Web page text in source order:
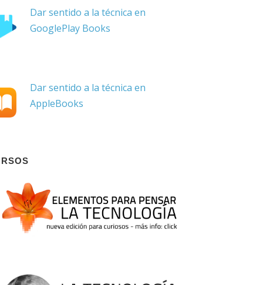
Dar sentido a la técnica en
GooglePlay Books
Dar sentido a la técnica en
AppleBooks